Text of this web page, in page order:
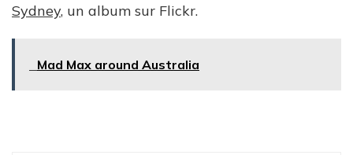
Sydney, un album sur Flickr.
Mad Max around Australia